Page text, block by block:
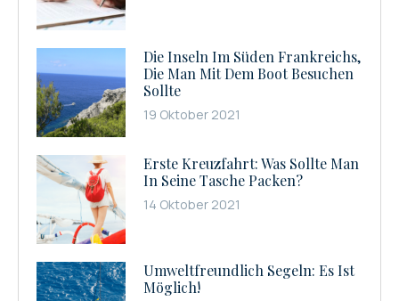
Die Inseln Im Süden Frankreichs,
Die Man Mit Dem Boot Besuchen
Sollte
19 Oktober 2021
Erste Kreuzfahrt: Was Sollte Man
In Seine Tasche Packen?
14 Oktober 2021
Umweltfreundlich Segeln: Es Ist
Möglich!